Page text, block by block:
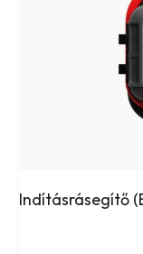
Indításrásegítő